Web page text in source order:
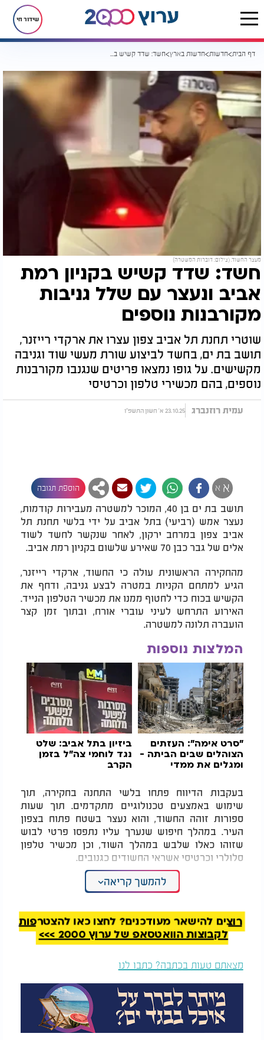
שידור חי
דף הבית חדשות חדשות בארץ חשד: שדד קשיש בקניון רמת אביב ונעצר עם שלל גניבות מקורבנות נוספים
מעצר החשוד. (צילום: דוברות המשטרה)
חשד: שדד קשיש בקניון רמת
אביב ונעצר עם שלל גניבות
מקורבנות נוספים
שוטרי תחנת תל אביב צפון עצרו את ארקדי רייזנר,
תושב בת ים, בחשד לביצוע שורת מעשי שוד וגניבה
מקשישים. על גופו נמצאו פריטים שנגנבו מקורבנות
נוספים, בהם מכשירי טלפון וכרטיסי
עמית רוזנברג 23.10.25 א' חשון התשפ"ו
א א הוספת תגובה
תושב בת ים בן 40, המוכר למשטרה מעבירות קודמות,
נעצר אמש (רביעי) בתל אביב על ידי בלשי תחנת תל
אביב צפון במרחב ירקון, לאחר שנקשר לחשד לשוד
אלים של גבר כבן 70 שאירע שלשום בקניון רמת אביב.
מהחקירה הראשונית עולה כי החשוד, ארקדי רייזנר,
הגיע למתחם הקניות במטרה לבצע גניבה, ודחף את
הקשיש בכוח כדי לחטוף ממנו את מכשיר הטלפון הנייד.
האירוע התרחש לעיני עוברי אורח, ובתוך זמן קצר
הועברה תלונה למשטרה.
המלצות נוספות
"סרט אימה": העזתים
הצוהלים שבים הביתה -
ומגלים את ממדי
ביזיון בתל אביב: שלט
נגד לוחמי צה"ל בזמן
הקרב
בעקבות הדיווח פתחו בלשי התחנה בחקירה, תוך
שימוש באמצעים טכנולוגיים מתקדמים. תוך שעות
ספורות זוהה החשוד, והוא נעצר בשטח פתוח בצפון
העיר. במהלך חיפוש שנערך עליו נתפסו פרטי לבוש
שזוהו כאלו שלבש במהלך השוד, וכן מכשיר טלפון
סלולרי וכרטיסי אשראי החשודים כגנובים.
החקירה העלתה כי רייזנר עשוי להיות מעורב גם
באירועים פליליים נוספים, בהם גניבה מקשישה אחרת
הקורבנות, שתיים מהן זומנו לתחנת המשטרה והגישו
תלונות מסודרות.
החשוד נחקר במשך הלילה ונכלא. היום צפוי רייזנר
להיות מובא בפני שופט בבית משפט השלום בתל אביב,
לדיון בהארכת מעצרו. במשטרה הבהירו כי החקירה
בעניינו נמשכת, ובודקים האם מדובר בדפוס פעולה
סדרתי כלפי אוכלוסיות חלשות.
להמשך קריאה
רוצים להישאר מעודכנים? לחצו כאן להצטרפות
לקבוצות הוואטסאפ של ערוץ 2000 >>>
מצאתם טעות בכתבה? כתבו לנו